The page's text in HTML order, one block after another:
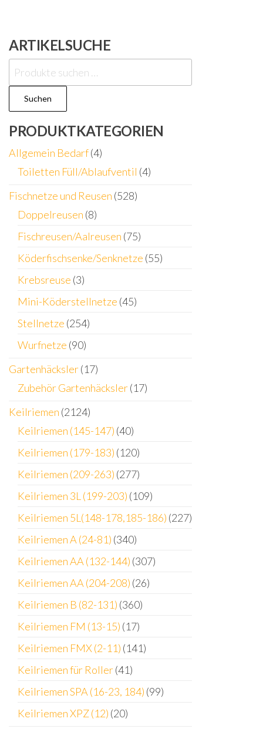
ARTIKELSUCHE
Suchen
nach:
Suchen
PRODUKTKATEGORIEN
Allgemein Bedarf(4)
Toiletten Füll/Ablaufventil (4)
Fischnetze und Reusen (528)
Doppelreusen (8)
Fischreusen/Aalreusen (75)
Köderfischsenke/Senknetze (55)
Krebsreuse (3)
Mini-Köderstellnetze (45)
Stellnetze (254)
Wurfnetze (90)
Gartenhäcksler(17)
Zubehör Gartenhäcksler(17)
Keilriemen (2124)
Keilriemen (145-147) (40)
Keilriemen (179-183) (120)
Keilriemen (209-263) (277)
Keilriemen 3L (199-203) (109)
Keilriemen 5L(148-178,185-186) (227)
Keilriemen A (24-81) (340)
Keilriemen AA (132-144) (307)
Keilriemen AA (204-208) (26)
Keilriemen B (82-131) (360)
Keilriemen FM (13-15) (17)
Keilriemen FMX (2-11) (141)
Keilriemen für Roller(41)
Keilriemen SPA (16-23, 184) (99)
Keilriemen XPZ (12) (20)